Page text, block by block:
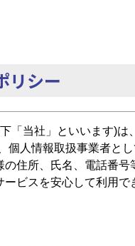
リシー
「当社」といいます)
個人情報取扱事業者と
の住所、氏名、電話番
ビスを安心して利用